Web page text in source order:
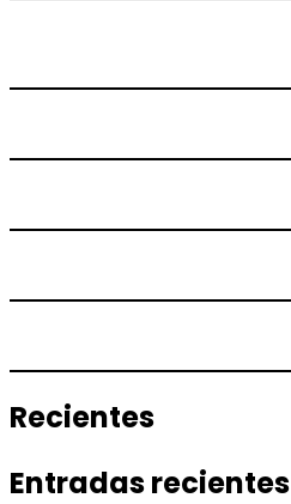
Recientes
Entradas recientes